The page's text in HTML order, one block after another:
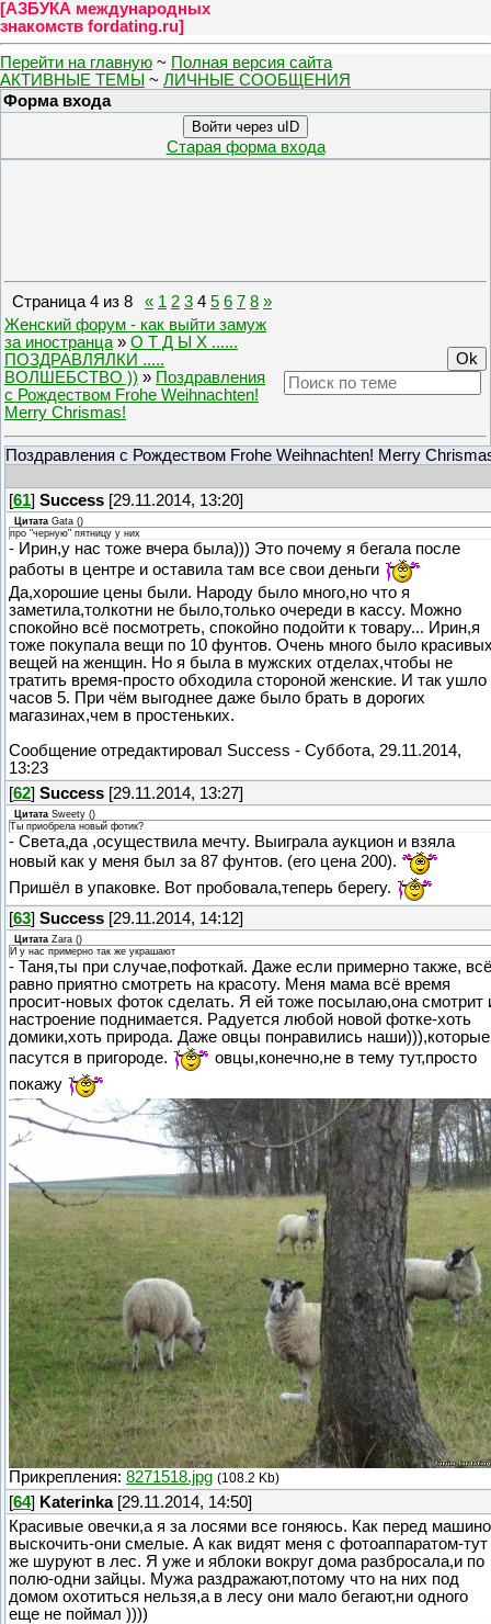
[АЗБУКА международных
знакомств fordating.ru]
Перейти на главную ~ Полная версия сайта
АКТИВНЫЕ ТЕМЫ ~ ЛИЧНЫЕ СООБЩЕНИЯ
Форма входа
Войти через uID
Старая форма входа
Страница4 из 8 « 1 2 3 4 5 6 7 8 »
Женский форум - как выйти замуж
за иностранца » О Т Д Ы Х ......
ПОЗДРАВЛЯЛКИ .....
ВОЛШЕБСТВО )) » Поздравления
с Рождеством Frohe Weihnachten!
Merry Chrismas!
Поздравления с Рождеством Frohe Weihnachten! Merry
[61] Success [29.11.2014, 13:20]
Цитата Gata ()
про "черную" пятницу у них
- Ирин,у нас тоже вчера была))) Это почему я бегала после
работы в центре и оставила там все свои деньги
Да,хорошие цены были. Народу было много,но что я
заметила,толкотни не было,только очереди в кассу. Можно
спокойно всё посмотреть, спокойно подойти к товару... Ирин,я
тоже покупала вещи по 10 фунтов. Очень много было
вещей на женщин. Но я была в мужских отделах,чтобы не
тратить время-просто обходила стороной женские. И так ушло
часов 5. При чём выгоднее даже было брать в дорогих
магазинах,чем в простеньких.
Сообщение отредактировал Success - Суббота, 29.11.2014,
13:23
[62] Success [29.11.2014, 13:27]
Цитата Sweety ()
Ты приобрела новый фотик?
- Света,да ,осуществила мечту. Выиграла аукцион и взяла
новый как у меня был за 87 фунтов. (его цена 200).
Пришёл в упаковке. Вот пробовала,теперь берегу.
[63] Success [29.11.2014, 14:12]
Цитата Zara ()
И у нас примерно так же украшают
- Таня,ты при случае,пофоткай. Даже если примерно также, всё
равно приятно смотреть на красоту. Меня мама всё время
просит-новых фоток сделать. Я ей тоже посылаю,она смотрит
настроение поднимается. Радуется любой новой фотке-хоть
домики,хоть природа. Даже овцы понравились наши))),которые
пасутся в пригороде.
овцы,конечно,не в тему тут,просто
покажу
Прикрепления: 8271518.jpg (108.2 Kb)
[64] Katerinka[29.11.2014, 14:50]
Красивые овечки,а я за лосями все гоняюсь. Как перед
выскочить-они смелые. А как видят меня с фотоаппаратом-тут
же шуруют в лес. Я уже и яблоки вокруг дома разбросала,и по
полю-одни зайцы. Мужа раздражают,потому что на них под
домом охотиться нельзя,а в лесу они мало бегают,ни одного
еще не поймал ))))